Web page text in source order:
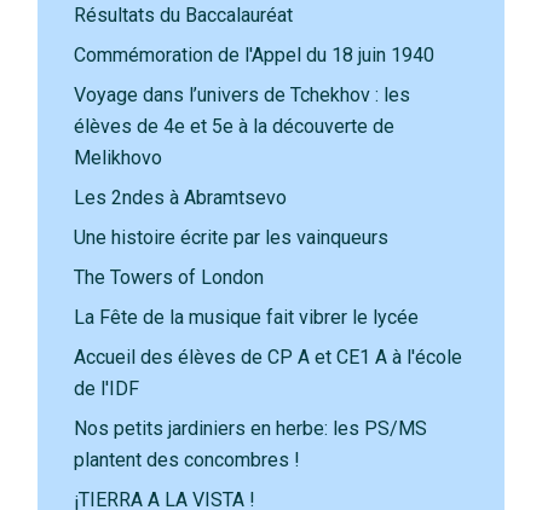
Résultats du Baccalauréat
Commémoration de l'Appel du 18 juin 1940
Voyage dans l’univers de Tchekhov : les
élèves de 4e et 5e à la découverte de
Melikhovo
Les 2ndes à Abramtsevo
Une histoire écrite par les vainqueurs
The Towers of London
La Fête de la musique fait vibrer le lycée
Accueil des élèves de CP A et CE1 A à l'école
de l'IDF
Nos petits jardiniers en herbe: les PS/MS
plantent des concombres !
¡TIERRA A LA VISTA !